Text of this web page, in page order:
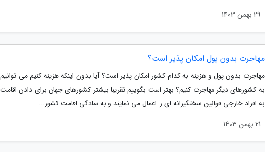
29 بهمن 1403
مهاجرت بدون پول امکان پذیر است؟
مهاجرت بدون پول و هزینه به کدام کشور امکان پذیر است؟ آیا بدون اینکه هزینه کنیم می توانیم
به کشورهای دیگر مهاجرت کنیم؟ بهتر است بگوییم تقریبا بیشتر کشورهای جهان برای دادن اقامت
به افراد خارجی قوانین سختگیرانه ای را اعمال می نمایند و به سادگی اقامت کشور...
21 بهمن 1403